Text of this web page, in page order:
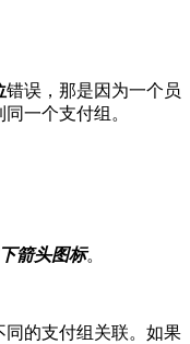
错误，那是因为一个员
一个支付组。
箭头图标。
的支付组关联。如果